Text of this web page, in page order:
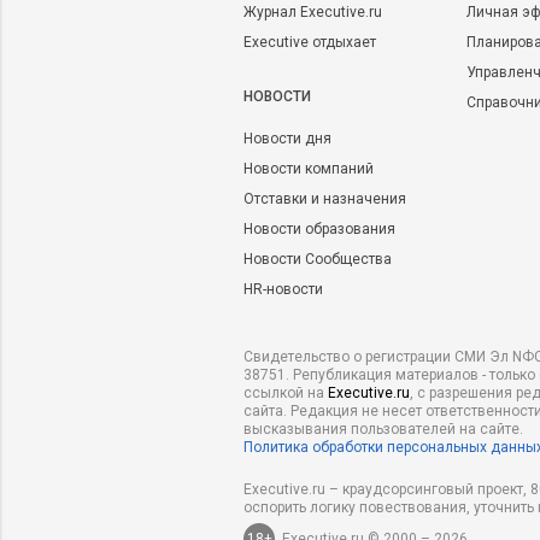
Журнал Executive.ru
Executive отдыхает
НОВОСТИ
Новости дня
Новости компаний
Отставки и назначения
Новости образования
Новости Сообщества
HR-новости
Личная
Свидетельство о регистрации СМИ Эл
38751. Републикация материалов - только
ссылкой на Executive.ru, с разрешения
сайта. Редакция не несет
высказывания пользователей на сайте.
Политика обработки персональных
Executive.ru – краудсорсинговый
оспорить логику повествования,